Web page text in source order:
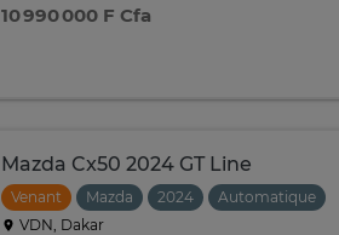
10 990 000 F Cfa
Mazda Cx50 2024 GT Line
Venant Mazda 2024
Automatique
VDN, Dakar